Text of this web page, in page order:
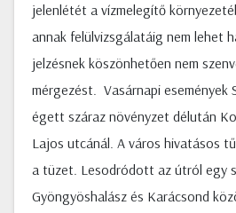
jelenlétét a vízmelegítő
annak felülvizsgálatáig nem lehet
jelzésnek köszönhetően nem
mérgezést. Vasárnapi események
égett száraz növényzet délután
Lajos utcánál. A város hivatásos
a tüzet. Lesodródott az útról egy
Gyöngyöshalász és Karácsond